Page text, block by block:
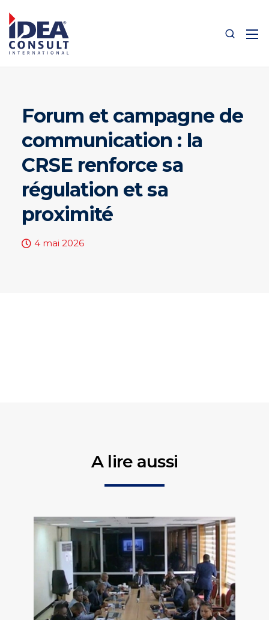
Forum et campagne de
communication : la
CRSE renforce sa
régulation et sa
proximité
4 mai 2026
A lire aussi